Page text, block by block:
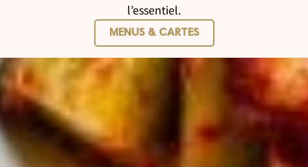
l’essentiel.
MENUS & CARTES